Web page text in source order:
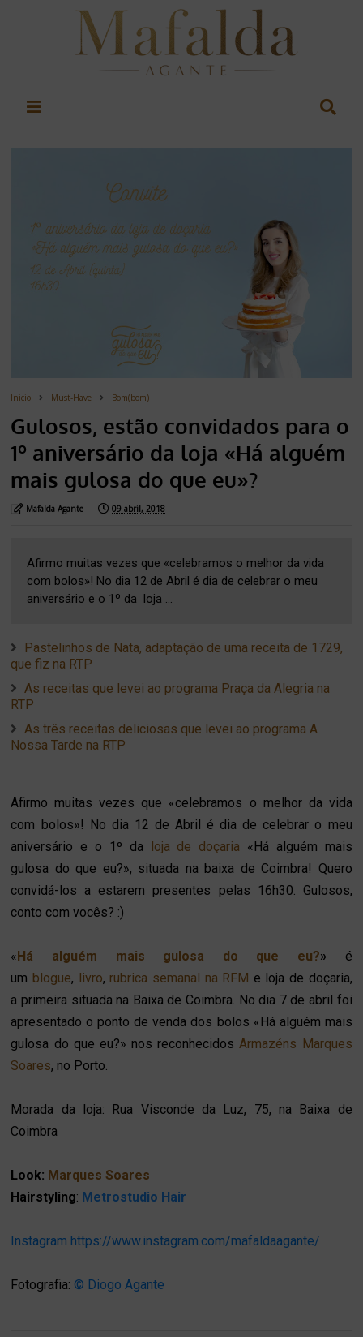
Inicio Must-Have Bom(bom)
Gulosos, estão convidados para o
1º aniversário da loja «Há alguém
mais gulosa do que eu»?
Mafalda Agante 09 abril, 2018
Afirmo muitas vezes que «celebramos o melhor da vida
com bolos»! No dia 12 de Abril é dia de celebrar o meu
aniversário e o 1º da loja ...
Pastelinhos de Nata, adaptação de uma receita de 1729,
que fiz na RTP
As receitas que levei ao programa Praça da Alegria na
RTP
As três receitas deliciosas que levei ao programa A
Nossa Tarde na RTP
Afirmo muitas vezes que «celebramos o melhor da vida
com bolos»! No dia 12 de Abril é dia de celebrar o meu
aniversário e o 1º da
loja de doçaria «Há alguém mais
gulosa do que eu?», situada na baixa de Coimbra! Quero
convidá-los a estarem presentes pelas 16h30. Gulosos,
conto com vocês? :)
« Há alguém mais gulosa do que eu?» é
um blogue, livro, rubrica semanal na RFM e loja de doçaria,
a primeira situada na Baixa de Coimbra. No dia 7 de abril foi
apresentado o ponto de venda dos bolos «Há alguém mais
gulosa do que eu?»nos reconhecidosArmazéns Marques
Soares, no Porto.
Morada da loja: Rua Visconde da Luz, 75, na Baixa de
Coimbra
Look: Marques Soares
Hairstyling: Metrostudio Hair
Instagram https://www.instagram.com/mafaldaagante/
Fotografia: © Diogo Agante